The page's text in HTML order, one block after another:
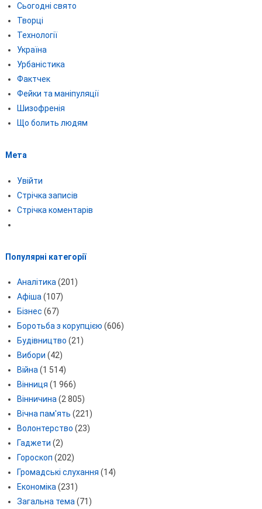
Сьогодні свято
Творці
Технології
Україна
Урбаністика
Фактчек
Фейки та маніпуляції
Шизофренія
Що болить людям
Мета
Увійти
Стрічка записів
Стрічка коментарів
Популярні категорії
Аналітика (201)
Афіша (107)
Бізнес (67)
Боротьба з корупцією (606)
Будівництво (21)
Вибори (42)
Війна (1 514)
Вінниця (1 966)
Вінничина (2 805)
Вічна пам'ять (221)
Волонтерство (23)
Гаджети (2)
Гороскоп (202)
Громадські слухання (14)
Економіка (231)
Загальна тема (71)